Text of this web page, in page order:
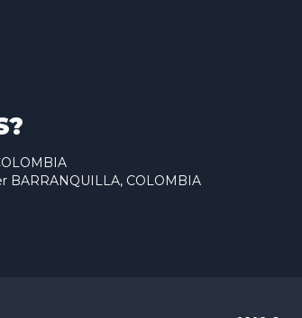
BARRANQUILLA, COLOMBIA